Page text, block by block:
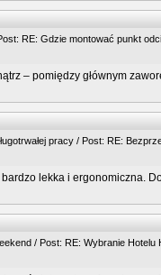
RE: Gdzie montować punkt
– pomiędzy głównym
pracy / Post: RE:
lekka i ergonomiczna.
/ Post: RE: Wybranie